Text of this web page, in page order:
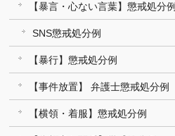
【暴言・心ない言葉】懲戒処分例
SNS懲戒処分例
【暴行】懲戒処分例
【事件放置】 弁護士懲戒処分例
【横領・着服】懲戒処分例